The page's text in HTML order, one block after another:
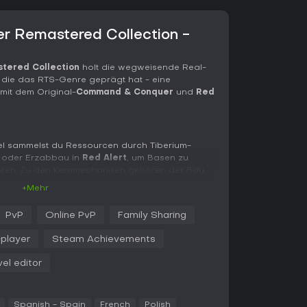
Remastered Collection -
Collection holt die wegweisende Real-
das RTS-Genre geprägt hat - eine
dem Original-Command & Conquer und
Red
sammelst du Ressourcen durch Tiberium-
oder Erzabbau in Red Alert, um Basen zu
in Red Alertstehen sich Allies und Soviets mit
mit Echtzeit-Entscheidungen zu
Tiefe des Originals, etwa Nebel des Krieges
+Mehr
PvP Online PvP Family Sharing
Steam Achievements
editor
Spanish - Spain French Polish